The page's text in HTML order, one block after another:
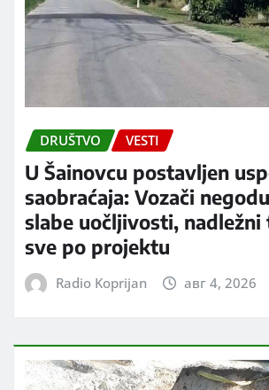
DRUŠTVO VESTI
U Šainovcu postavljen
saobraćaja: Vozači
slabe uočljivosti, nadležni
sve po projektu
Radio Koprijan авг 4, 2026